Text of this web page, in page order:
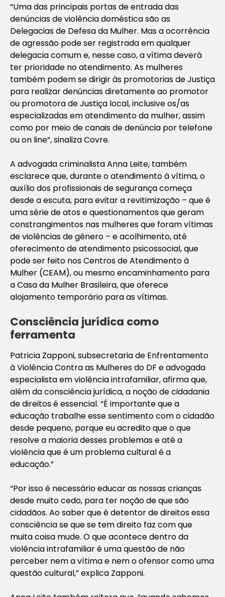
“Uma das principais portas de entrada das
denúncias de violência doméstica são as
Delegacias de Defesa da Mulher. Mas a ocorrência
de agressão pode ser registrada em qualquer
delegacia comum e, nesse caso, a vítima deverá
ter prioridade no atendimento. As mulheres
também podem se dirigir às promotorias de Justiça
para realizar denúncias diretamente ao promotor
ou promotora de Justiça local, inclusive os/as
especializadas em atendimento da mulher, assim
como por meio de canais de denúncia por telefone
ou on line”, sinaliza Covre.
A advogada criminalista Anna Leite, também
esclarece que, durante o atendimento à vítima, o
auxílio dos profissionais de segurança começa
desde a escuta, para evitar a revitimização – que é
uma série de atos e questionamentos que geram
constrangimentos nas mulheres que foram vítimas
de violências de gênero – e acolhimento, até
oferecimento de atendimento psicossocial, que
pode ser feito nos Centros de Atendimento à
Mulher (CEAM), ou mesmo encaminhamento para
a Casa da Mulher Brasileira, que oferece
alojamento temporário para as vítimas.
Consciência jurídica como
ferramenta
Patricia Zapponi, subsecretaria de Enfrentamento
à Violência Contra as Mulheres do DF e advogada
especialista em violência intrafamiliar, afirma que,
além da consciência jurídica, a noção de cidadania
de direitos é essencial. “É importante que a
educação trabalhe esse sentimento com o cidadão
desde pequeno, porque eu acredito que o que
resolve a maioria desses problemas e até a
violência que é um problema cultural é a
educação.”
“Por isso é necessário educar as nossas crianças
desde muito cedo, para ter noção de que são
cidadãos. Ao saber que é detentor de direitos essa
consciência se que se tem direito faz com que
muita coisa mude. O que acontece dentro da
violência intrafamiliar é uma questão de não
perceber nem a vítima e nem o ofensor como uma
questão cultural,” explica Zapponi.